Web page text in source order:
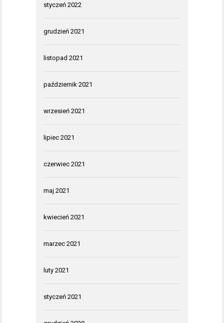
styczeń 2022
grudzień 2021
listopad 2021
październik 2021
wrzesień 2021
lipiec 2021
czerwiec 2021
maj 2021
kwiecień 2021
marzec 2021
luty 2021
styczeń 2021